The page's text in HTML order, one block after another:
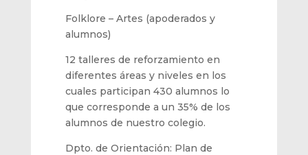
Folklore – Artes (apoderados y
alumnos)
12 talleres de reforzamiento en
diferentes áreas y niveles en los
cuales participan 430 alumnos lo
que corresponde a un 35% de los
alumnos de nuestro colegio.
Dpto. de Orientación: Plan de